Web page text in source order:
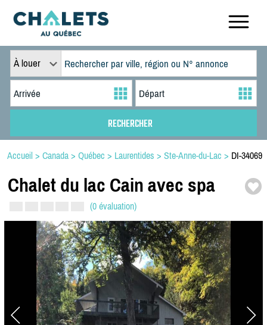
À louer
Accueil > Canada > Québec > Laurentides > Ste-Anne-du-Lac > DI-34069
Chalet du lac Cain avec spa
(0 évaluation)